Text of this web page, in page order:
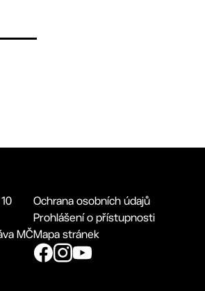
MČ
Ochrana osobních údajů
Prohlášení o přístupnosti
Mapa stránek